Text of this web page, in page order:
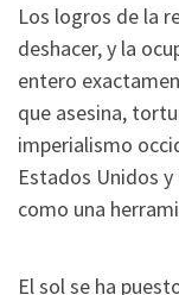
Los logros de la
deshacer, y la
entero
que asesina,
imperialismo
Estados Unidos
como una
El sol se ha